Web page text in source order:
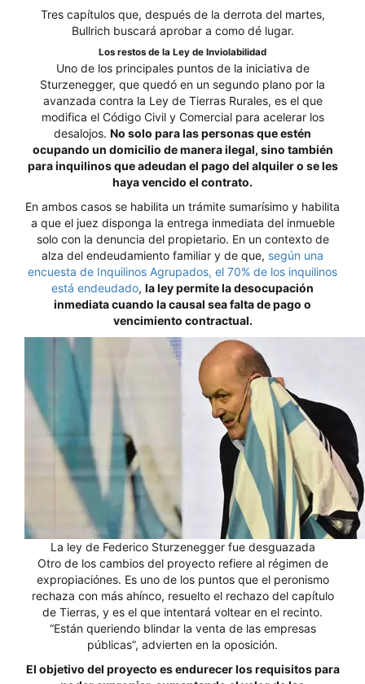
Tres capítulos que, después de la derrota del martes,
Bullrich buscará aprobar a como dé lugar.
Los restos de la Ley de Inviolabilidad
Uno de los principales puntos de la iniciativa de
Sturzenegger, que quedó en un segundo plano por la
avanzada contra la Ley de Tierras Rurales, es el que
modifica el Código Civil y Comercial para acelerar los
desalojos. No solo para las personas que estén
ocupando un domicilio de manera ilegal, sino también
para inquilinos que adeudan el pago del alquiler o se les
haya vencido el contrato.
En ambos casos se habilita un trámite sumarísimo y habilita
a que el juez disponga la entrega inmediata del inmueble
solo con la denuncia del propietario. En un contexto de
alza del endeudamiento familiar y de que, según una
encuesta de Inquilinos Agrupados, el 70% de los inquilinos
está endeudado, la ley permite la desocupación
inmediata cuando la causal sea falta de pago o
vencimiento contractual.
La ley de Federico Sturzenegger fue desguazada
Otro de los cambios del proyecto refiere al régimen de
expropiaciónes. Es uno de los puntos que el peronismo
rechaza con más ahínco, resuelto el rechazo del capítulo
de Tierras, y es el que intentará voltear en el recinto.
“Están queriendo blindar la venta de las empresas
públicas”, advierten en la oposición.
El objetivo del proyecto es endurecer los requisitos para